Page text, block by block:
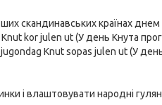
скандинавських країнах днем
kor julen ut (У день Кнута
Knut sopas julen ut (У
і влаштовувати народні